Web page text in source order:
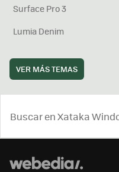
Surface Pro 3
Lumia Denim
VER MÁS TEMAS